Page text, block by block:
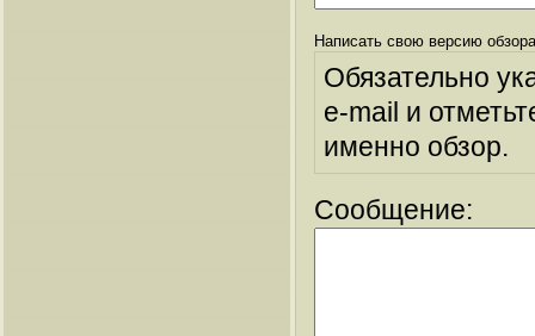
Написать свою версию
Обязательно
e-mail и
именно обзор.
Сообщение: